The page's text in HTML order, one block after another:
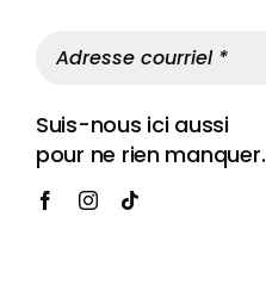
Suis-nous ici aussi
pour ne rien manquer.